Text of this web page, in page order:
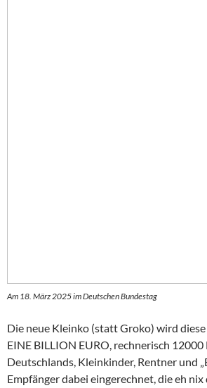
Am 18. März 2025 im Deutschen Bundestag
Die neue Kleinko (statt Groko) wird
EINE BILLION EURO, rechnerisch
Deutschlands, Kleinkinder, Rentner und
Empfänger dabei eingerechnet, die eh